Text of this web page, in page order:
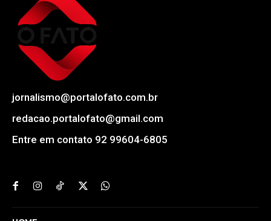
jornalismo@portalofato.com.br
redacao.portalofato@gmail.com
Entre em contato 92 99604-6805